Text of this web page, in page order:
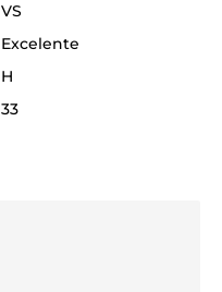
VS
Excelente
H
33